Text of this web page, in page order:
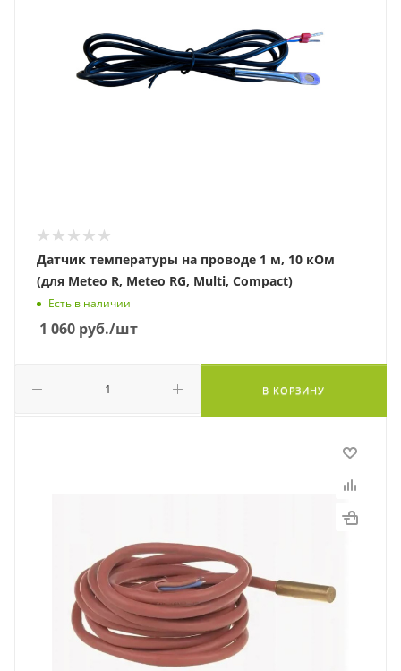
Датчик температуры на проводе 1 м, 10 кОм
(для Meteo R, Meteo RG, Multi, Compact)
Есть в наличии
1 060 руб./шт
В КОРЗИНУ